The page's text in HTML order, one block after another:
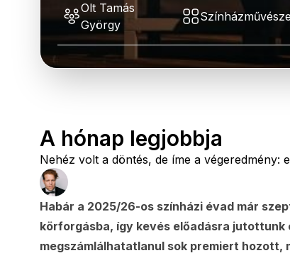
Olt Tamás
György
A hónap legjobbja
Nehéz volt a döntés, de íme a végeredmény:
Habár a 2025/26-os színházi évad már
körforgásba, így kevés előadásra jutottunk
megszámlálhatatlanul sok premiert hozott,